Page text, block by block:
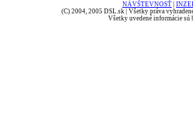
NÁVŠTEVNOSŤ
(C) 2004, 2005 DSL.sk | Všetky práva
Všetky uvedené informácie sú